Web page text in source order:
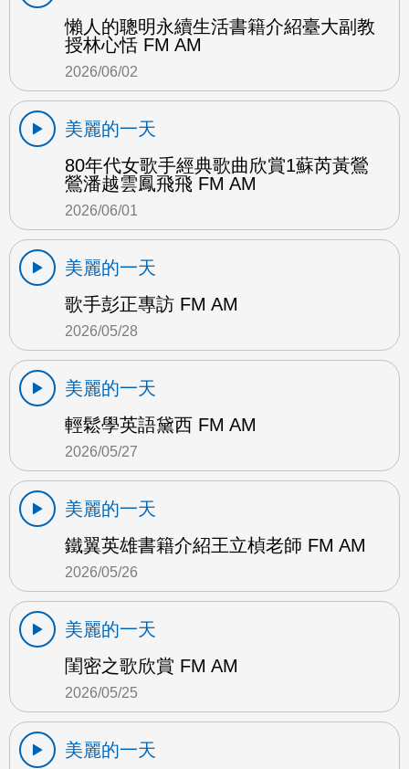
懶人的聰明永續生活書籍介紹臺大副教
授林心恬 FM AM
2026/06/02
美麗的一天
80年代女歌手經典歌曲欣賞1蘇芮黃鶯
鶯潘越雲鳳飛飛 FM AM
2026/06/01
美麗的一天
歌手彭正專訪 FM AM
2026/05/28
美麗的一天
輕鬆學英語黛西 FM AM
2026/05/27
美麗的一天
鐵翼英雄書籍介紹王立楨老師 FM AM
2026/05/26
美麗的一天
閨密之歌欣賞 FM AM
2026/05/25
美麗的一天